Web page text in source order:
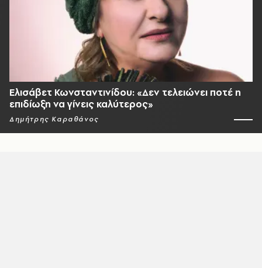
Ελισάβετ Κωνσταντινίδου: «Δεν τελειώνει ποτέ η
επιδίωξη να γίνεις καλύτερος»
Δημήτρης Καραθάνος